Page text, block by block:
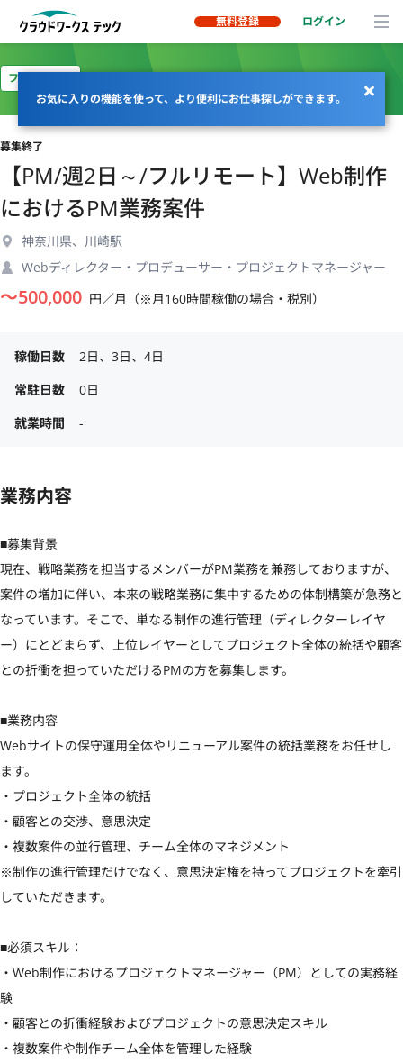
無料登録 ログイン
お気に入りの機能を使って、より便利にお仕事探しができます。
フルリモート
募集終了
【PM/週2日～/フルリモート】Web制作
におけるPM業務案件
神奈川県、川崎駅
Webディレクター・プロデューサー・プロジェクトマネージャー
〜500,000 円／月（※月160時間稼働の場合・税別）
稼働日数
2日、3日、4日
常駐日数
0日
就業時間
-
業務内容
■募集背景
現在、戦略業務を担当するメンバーがPM業務を兼務しておりますが、
案件の増加に伴い、本来の戦略業務に集中するための体制構築が急務と
なっています。そこで、単なる制作の進行管理（ディレクターレイヤ
ー）にとどまらず、上位レイヤーとしてプロジェクト全体の統括や顧客
との折衝を担っていただけるPMの方を募集します。
■業務内容
Webサイトの保守運用全体やリニューアル案件の統括業務をお任せし
ます。
・プロジェクト全体の統括
・顧客との交渉、意思決定
・複数案件の並行管理、チーム全体のマネジメント
※制作の進行管理だけでなく、意思決定権を持ってプロジェクトを牽引
していただきます。
■必須スキル：
・Web制作におけるプロジェクトマネージャー（PM）としての実務経
験
・顧客との折衝経験およびプロジェクトの意思決定スキル
・複数案件や制作チーム全体を管理した経験